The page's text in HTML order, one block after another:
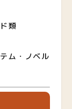
類
ム・ノベル